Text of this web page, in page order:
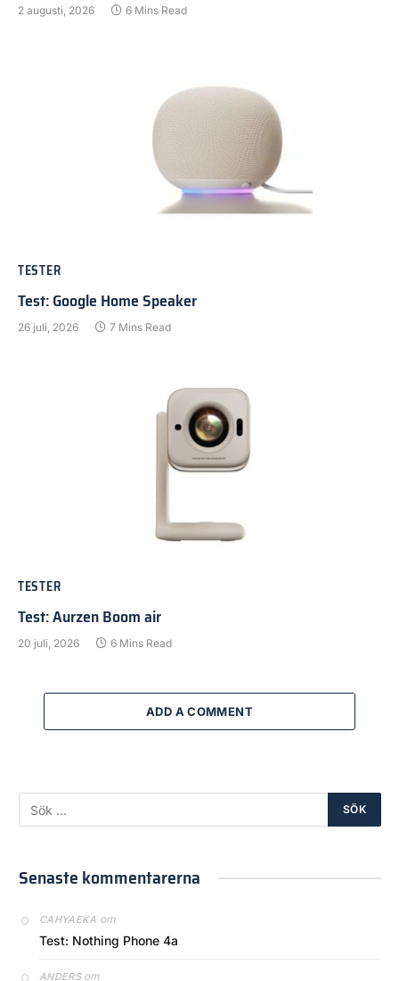
2 augusti, 2026 6 Mins Read
TESTER
Test: Google Home Speaker
26 juli, 2026 7 Mins Read
TESTER
Test: Aurzen Boom air
20 juli, 2026 6 Mins Read
ADD A COMMENT
Senaste kommentarerna
CAHYAEKA om
Test: Nothing Phone 4a
ANDERSom